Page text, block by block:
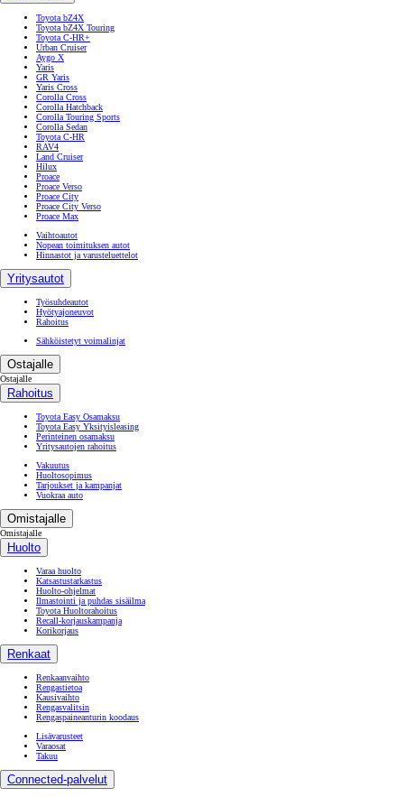
Toyota bZ4X
Toyota bZ4X Touring
Toyota C-HR+
Urban Cruiser
Aygo X
Yaris
GR Yaris
Yaris Cross
Corolla Cross
Corolla Hatchback
Corolla Touring Sports
Corolla Sedan
Toyota C-HR
RAV4
Land Cruiser
Hilux
Proace
Proace Verso
Proace City
Proace City Verso
Proace Max
Vaihtoautot
Nopean toimituksen autot
Hinnastot ja varusteluettelot
Yritysautot
Työsuhdeautot
Hyötyajoneuvot
Rahoitus
Sähköistetyt voimalinjat
Ostajalle
Ostajalle
Rahoitus
Toyota Easy Osamaksu
Toyota Easy Yksityisleasing
Perinteinen osamaksu
Yritysautojen rahoitus
Vakuutus
Huoltosopimus
Tarjoukset ja kampanjat
Vuokraa auto
Omistajalle
Omistajalle
Huolto
Varaa huolto
Katsastustarkastus
Huolto-ohjelmat
Ilmastointi ja puhdas sisäilma
Toyota Huoltorahoitus
Recall-korjauskampanja
Korikorjaus
Renkaat
Renkaanvaihto
Rengastietoa
Kausivaihto
Rengasvalitsin
Rengaspaineanturin koodaus
Lisävarusteet
Varaosat
Takuu
Connected-palvelut